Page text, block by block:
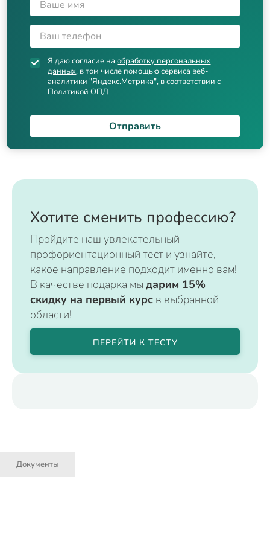
Я даю согласие наобработку персональных
данных, в том числе помощью сервиса веб-
аналитики "Яндекс.Метрика", в соответствии с
Политикой ОПД
Отправить
Хотите сменить профессию?
Пройдите наш увлекательный
профориентационный тест и узнайте,
какое направление подходит именно вам!
В качестве подарка мы дарим 15%
скидку на первый курс в выбранной
области!
ПЕРЕЙТИ К ТЕСТУ
Документы